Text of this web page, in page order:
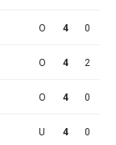
O 4 0
O 4 2
O 4 0
U 4 0